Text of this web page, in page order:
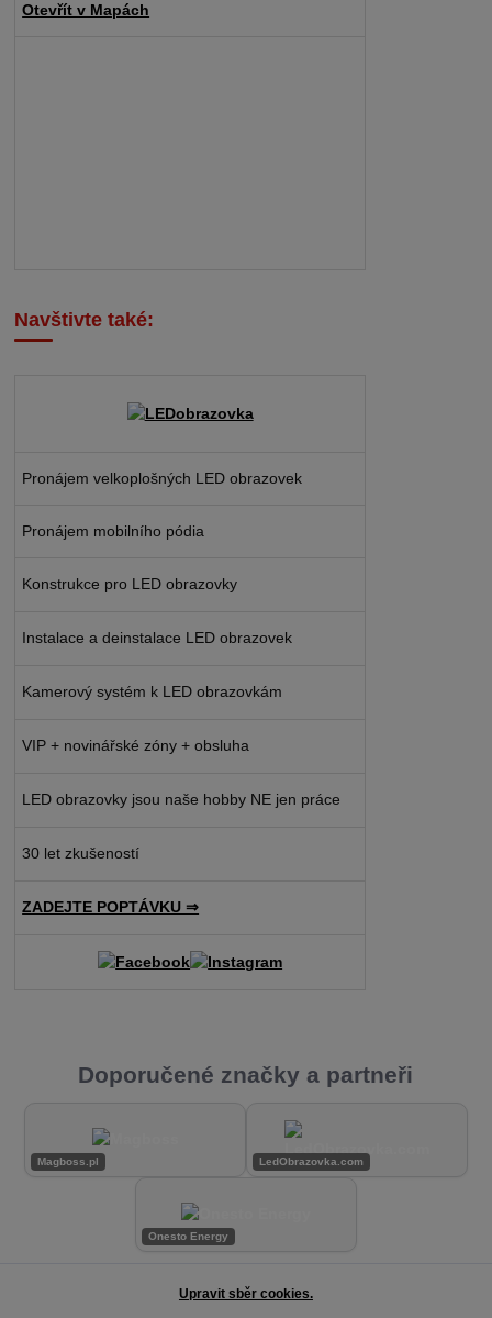
Otevřít v Mapách
Navštivte také:
Pronájem velkoplošných LED obrazovek
Pronájem mobilního pódia
Konstrukce pro LED obrazovky
Instalace a deinstalace LED obrazovek
Kamerový systém k LED obrazovkám
VIP + novinářské zóny + obsluha
LED obrazovky jsou naše hobby NE jen práce
30 let zkušeností
ZADEJTE POPTÁVKU ⇒
Doporučené značky a partneři
Magboss.pl LedObrazovka.com
Onesto Energy
Upravit sběr cookies.